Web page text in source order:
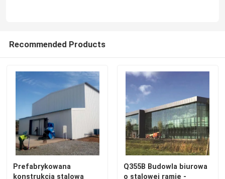
Poproś o wycenę
Magazyn Konstrukcji Stalowych
Warsztat Konstrukcji Stalowych
Recommended Products
Prefabrykowana
konstrukcja stalowa
Q355B Budowla biurowa
o stalowej ramie -